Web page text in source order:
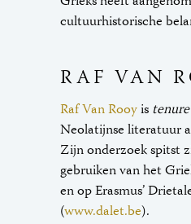
cultuurhistorische
RAF VAN
Raf Van Rooyistenure
Neolatijnse literatuur
Zijn onderzoek spitst
gebruiken van het
en op Erasmus’
(www.dalet.be).